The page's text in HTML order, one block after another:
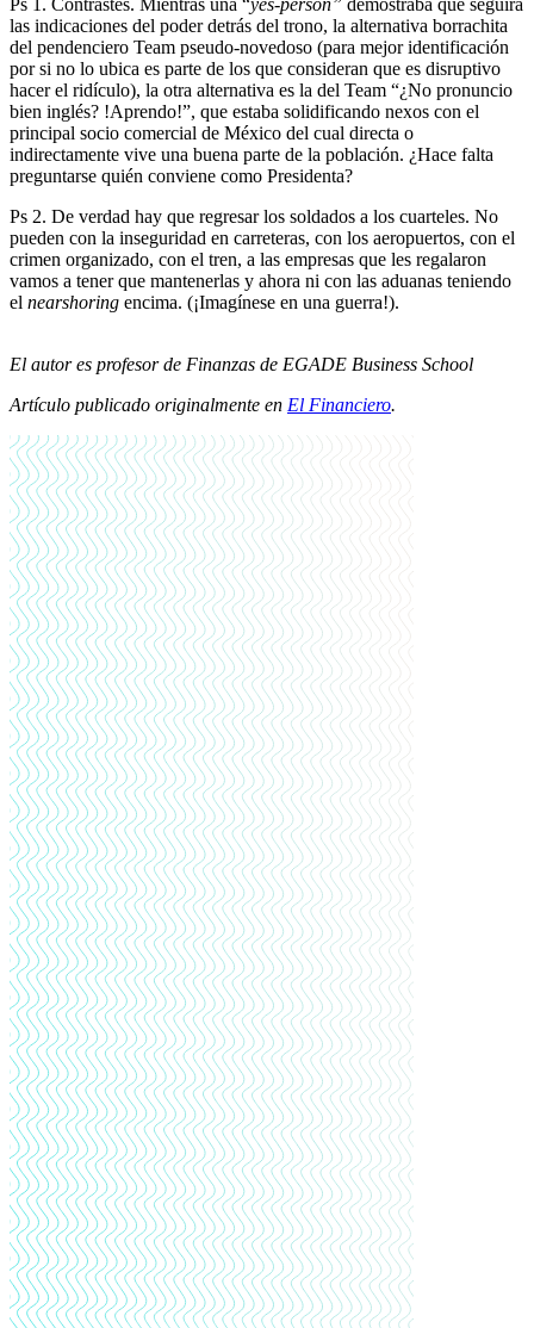
Ps 1. Contrastes. Mientras una “yes-person” demostraba que seguirá
las indicaciones del poder detrás del trono, la alternativa borrachita
del pendenciero Team pseudo-novedoso (para mejor identificación
por si no lo ubica es parte de los que consideran que es disruptivo
hacer el ridículo), la otra alternativa es la del Team “¿No pronuncio
bien inglés? !Aprendo!”, que estaba solidificando nexos con el
principal socio comercial de México del cual directa o
indirectamente vive una buena parte de la población. ¿Hace falta
preguntarse quién conviene como Presidenta?
Ps 2. De verdad hay que regresar los soldados a los cuarteles. No
pueden con la inseguridad en carreteras, con los aeropuertos, con el
crimen organizado, con el tren, a las empresas que les regalaron
vamos a tener que mantenerlas y ahora ni con las aduanas teniendo
el nearshoring encima. (¡Imagínese en una guerra!).
El autor es profesor de Finanzas de EGADE Business School
Artículo publicado originalmente en El Financiero.